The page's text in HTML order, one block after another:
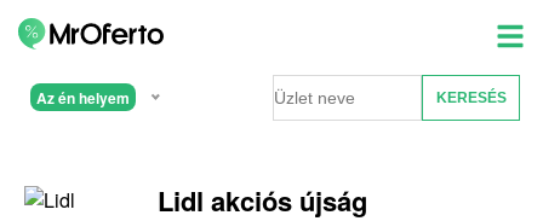
Az én helyem
Lidl akciós újság